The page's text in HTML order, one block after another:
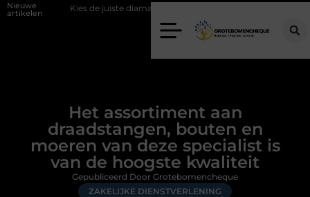
Nieuwe
artikelen
Kies de juiste diamantboor voor uw project
Het assortiment aan
draadstangen, bouten en
moeren van deze specialist is
van de hoogste kwaliteit
ZAKELIJKE DIENSTVERLENING
Gepubliceerd Door Grotebomencheque